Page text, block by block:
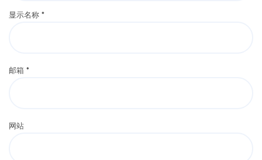
显示名称 *
邮箱 *
网站